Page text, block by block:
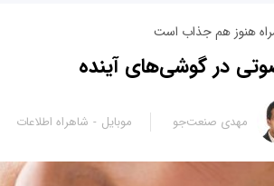
هنوز هم جذاب است
در گوشی‌های آینده
مهدی صنعت‌جو موبایل شاهراه اطلاعات